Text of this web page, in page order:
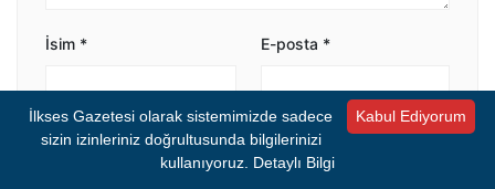
İsim * E-posta *
Bir dahaki sefere yorum yaptığımda kullanılmak
üzere adımı ve e-posta adresimi bu tarayıcıya
Kabul Ediyorum
İlkses Gazetesi olarak sistemimizde sadece
sizin izinleriniz doğrultusunda bilgilerinizi
kullanıyoruz. Detaylı Bilgi